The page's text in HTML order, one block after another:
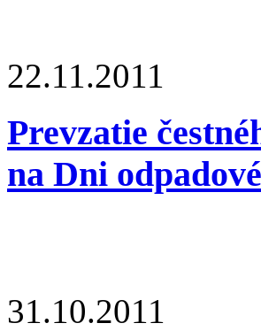
22.11.2011
Prevzatie
na Dni
31.10.2011